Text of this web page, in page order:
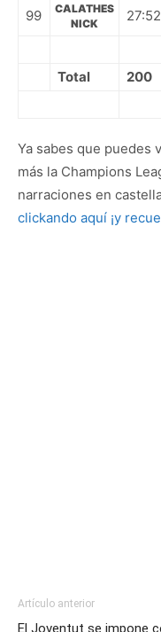
99
CALATHES
NICK
27:52
Total
200
Ya sabes que puedes
más la Champions
narraciones en
clickando aquí ¡y
Artículo anterior
El Joventut se impone